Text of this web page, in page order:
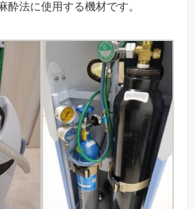
酔法に使用する機材です。